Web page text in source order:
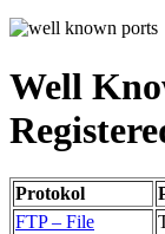
Well
Protokol
FTP – File